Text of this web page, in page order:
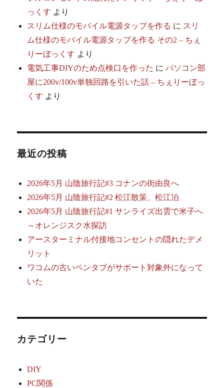
っくす より
スリム仕様のモバイル電源タップを作る に スリ
ム仕様のモバイル電源タップを作る その2 – ちぇ
りーぼっくす より
電気工事DIYのため点検口を作った にパソコン部
屋に200v/100v単独回路を引いた話 – ちぇりーぼっ
くす より
最近の投稿
2026年5月 山陰旅行記#3 コナンの街由良へ
2026年5月 山陰旅行記#2 松江散策、松江泊
2026年5月 山陰旅行記#1 サンライズ出雲で米子へ
～オレンジスク水探訪
アースターミナル付接地コンセントの隠れたデメ
リット
ワコムの古いペンタブがサポート対象外になって
いた
カテゴリー
DIY
PC関係